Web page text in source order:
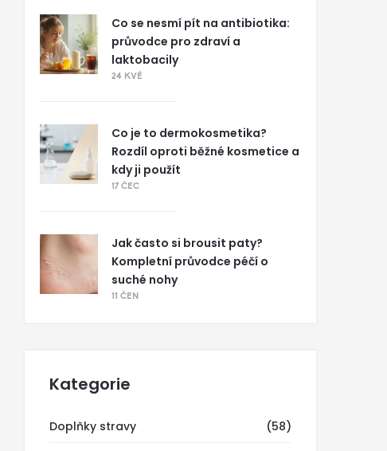
Co se nesmí pít na antibiotika:
průvodce pro zdraví a
laktobacily
24 KVĚ
Co je to dermokosmetika?
Rozdíl oproti běžné kosmetice a
kdy ji použít
17 ČEC
Jak často si brousit paty?
Kompletní průvodce péčí o
suché nohy
11 ČEN
Kategorie
Doplňky stravy (58)